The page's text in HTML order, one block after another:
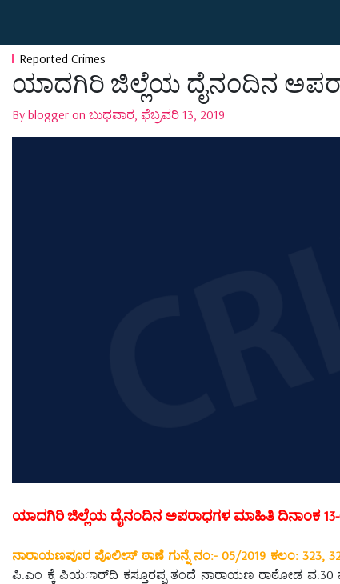
Reported Crimes
ಯಾದಗಿರಿ ಜಿಲ್ಲೆಯ ದೈನಂದಿನ
By blogger on ಬುಧವಾರ, ಫೆಬ್ರವರಿ 13, 2019
ಯಾದಗಿರಿ ಜಿಲ್ಲೆಯ ದೈನಂದಿನ ಅಪರಾಧಗಳ ಮಾಹಿತಿ ದಿನಾಂಕ 13-
ನಾರಾಯಣಪೂರ ಪೊಲೀಸ್ ಠಾಣೆ ಗುನ್ನೆ ನಂ:- 05/2019 ಕಲಂ: 323,
ಪಿ.ಎಂ ಕ್ಕೆ ಪಿಯರ್ಾದಿ ಕಸ್ತೂರಪ್ಪ ತಂದೆ ನಾರಾಯಣ ರಾಠೋಡ